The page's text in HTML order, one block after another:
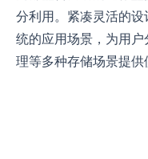
分利用。紧凑灵活的
统的应用场景，为用
理等多种存储场景提供